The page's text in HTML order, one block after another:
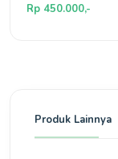
Rp 450.000,-
Produk Lainnya